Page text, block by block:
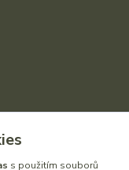
s použitím souborů